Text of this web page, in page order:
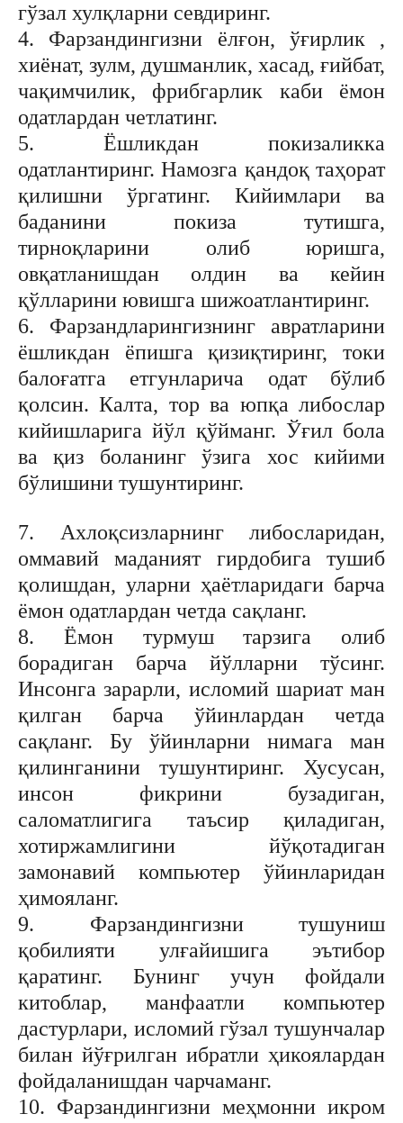
гўзал хулқларни севдиринг.
4. Фарзандингизни ёлғон, ўғирлик ,
хиёнат, зулм, душманлик, хасад, ғийбат,
чақимчилик, фрибгарлик каби ёмон
одатлардан четлатинг.
5. Ёшликдан покизаликка
одатлантиринг. Намозга қандоқ таҳорат
қилишни ўргатинг. Кийимлари ва
баданини покиза тутишга,
тирноқларини олиб юришга,
овқатланишдан олдин ва кейин
қўлларини ювишга шижоатлантиринг.
6. Фарзандларингизнинг авратларини
ёшликдан ёпишга қизиқтиринг, токи
балоғатга етгунларича одат бўлиб
қолсин. Калта, тор ва юпқа либослар
кийишларига йўл қўйманг. Ўғил бола
ва қиз боланинг ўзига хос кийими
бўлишини тушунтиринг.
7. Ахлоқсизларнинг либосларидан,
оммавий маданият гирдобига тушиб
қолишдан, уларни ҳаётларидаги барча
ёмон одатлардан четда сақланг.
8. Ёмон турмуш тарзига олиб
борадиган барча йўлларни тўсинг.
Инсонга зарарли, исломий шариат ман
қилган барча ўйинлардан четда
сақланг. Бу ўйинларни нимага ман
қилинганини тушунтиринг. Хусусан,
инсон фикрини бузадиган,
саломатлигига таъсир қиладиган,
хотиржамлигини йўқотадиган
замонавий компьютер ўйинларидан
ҳимояланг.
9. Фарзандингизни тушуниш
қобилияти улғайишига эътибор
қаратинг. Бунинг учун фойдали
китоблар, манфаатли компьютер
дастурлари, исломий гўзал тушунчалар
билан йўғрилган ибратли ҳикоялардан
фойдаланишдан чарчаманг.
10. Фарзандингизни меҳмонни икром